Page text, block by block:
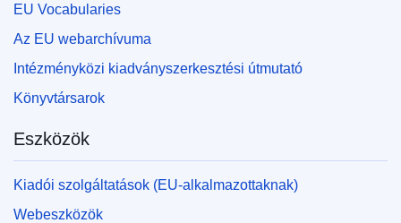
EU Vocabularies
Az EU webarchívuma
Intézményközi kiadványszerkesztési útmutató
Könyvtársarok
Eszközök
Kiadói szolgáltatások (EU-alkalmazottaknak)
Webeszközök